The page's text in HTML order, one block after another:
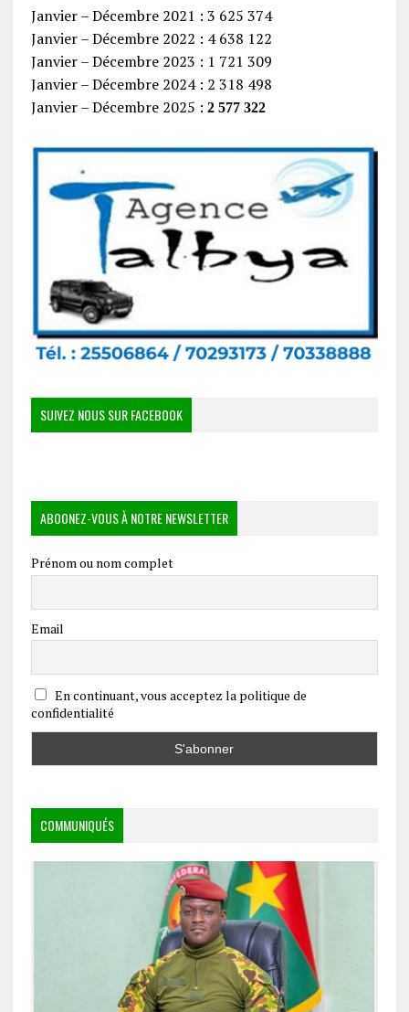
Janvier – Décembre 2021 : 3 625 374
Janvier – Décembre 2022 : 4 638 122
Janvier – Décembre 2023 : 1 721 309
Janvier – Décembre 2024 : 2 318 498
Janvier – Décembre 2025 : 2 577 322
SUIVEZ NOUS SUR FACEBOOK
ABOONEZ-VOUS À NOTRE NEWSLETTER
Prénom ou nom complet
Email
En continuant, vous acceptez la politique de
confidentialité
COMMUNIQUÉS